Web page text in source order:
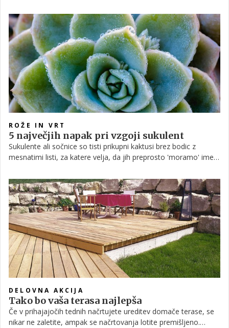
ga za ljubljenčka vzamemo PO sprehodu.
ROŽE IN VRT
5 največjih napak pri vzgoji sukulent
Sukulente ali sočnice so tisti prikupni kaktusi brez bodic z
mesnatimi listi, za katere velja, da jih preprosto 'moramo' imeti,
in zato primerni tudi za najbolj nevestne. Toda nekaterim
vseeno ne uspevajo. Pred vami je 5 ključnih razlogov.
DELOVNA AKCIJA
Tako bo vaša terasa najlepša
Če v prihajajočih tednih načrtujete ureditev domače terase, se
nikar ne zaletite, ampak se načrtovanja lotite premišljeno.